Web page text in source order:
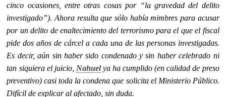
cinco ocasiones, entre otras cosas por “la gravedad del delito
investigado”). Ahora resulta que sólo había mimbres para acusar
por un delito de enaltecimiento del terrorismo para el que el fiscal
pide dos años de cárcel a cada una de las personas investigadas.
Es decir, aún sin haber sido condenado y sin haber celebrado ni
tan siquiera el juicio, Nahuelya ha cumplido (en calidad de preso
preventivo) casi toda la condena que solicita el Ministerio Público.
Difícil de explicar al afectado, sin duda.